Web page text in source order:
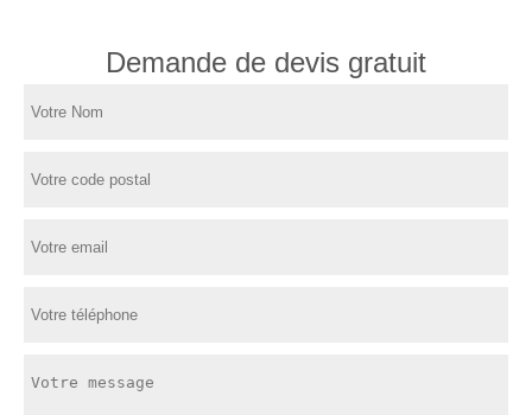
Demande de devis gratuit